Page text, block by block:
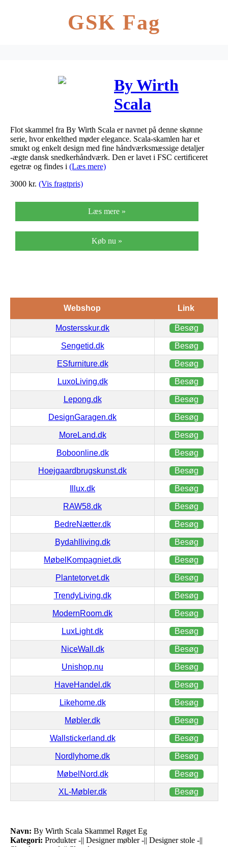
GSK Fag
By Wirth
Scala
Skammel
Røget Eg
Flot skammel fra By Wirth Scala er navnet på denne skønne
serie, hvor enkelthed møder elegance. Scala-skamlen har et
smukt og enkelt design med fine håndværksmæssige detaljer
-ægte dansk snedkerhåndværk. Den er lavet i FSC certificeret
egetræ og findes i (Læs mere)
3000 kr. (Vis fragtpris)
Læs mere »
Køb nu »
Webshop Link
Mostersskur.dk Besøg
Sengetid.dk Besøg
ESfurniture.dk Besøg
LuxoLiving.dk Besøg
Lepong.dk Besøg
DesignGaragen.dk Besøg
MoreLand.dk Besøg
Boboonline.dk Besøg
Hoejgaardbrugskunst.dk Besøg
Illux.dk Besøg
RAW58.dk Besøg
BedreNætter.dk Besøg
Bydahlliving.dk Besøg
MøbelKompagniet.dk Besøg
Plantetorvet.dk Besøg
TrendyLiving.dk Besøg
ModernRoom.dk Besøg
LuxLight.dk Besøg
NiceWall.dk Besøg
Unishop.nu Besøg
HaveHandel.dk Besøg
Likehome.dk Besøg
Møbler.dk Besøg
Wallstickerland.dk Besøg
Nordlyhome.dk Besøg
MøbelNord.dk Besøg
XL-Møbler.dk Besøg
Navn: By Wirth Scala Skammel Røget Eg
Kategori: Produkter -|| Designer møbler -|| Designer stole -||